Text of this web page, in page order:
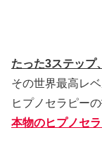
たった3ステップ
その世界最高レ
ヒプノセラピー
本物のヒプノセ